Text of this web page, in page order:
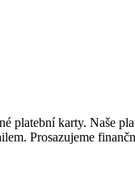
platební karty. Naše
Prosazujeme